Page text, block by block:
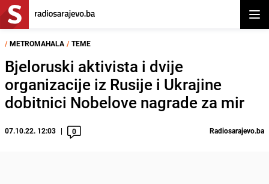
/ METROMAHALA / TEME
Bjeloruski aktivista i dvije
organizacije iz Rusije i Ukrajine
dobitnici Nobelove nagrade za mir
07.10.22. 12:03 0 Radiosarajevo.ba